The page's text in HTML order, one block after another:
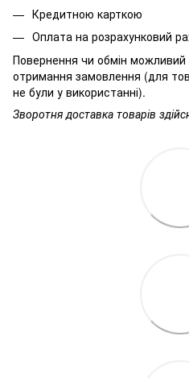
Кредитною карткою
Оплата на розрахунковий
Повернення чи обмін можливий
отримання замовлення (для
не були у використанні).
Зворотня доставка товарів